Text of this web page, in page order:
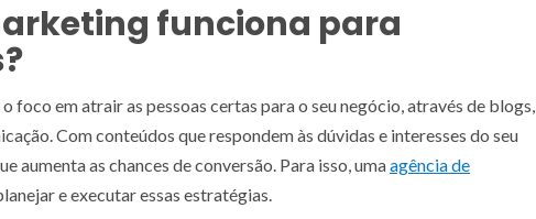
funciona para
o foco em atrair as pessoas certas para o seu negócio, através de blogs,
Com conteúdos que respondem às dúvidas e interesses do seu
aumenta as chances de conversão. Para isso, umaagência de
e executar essas estratégias.